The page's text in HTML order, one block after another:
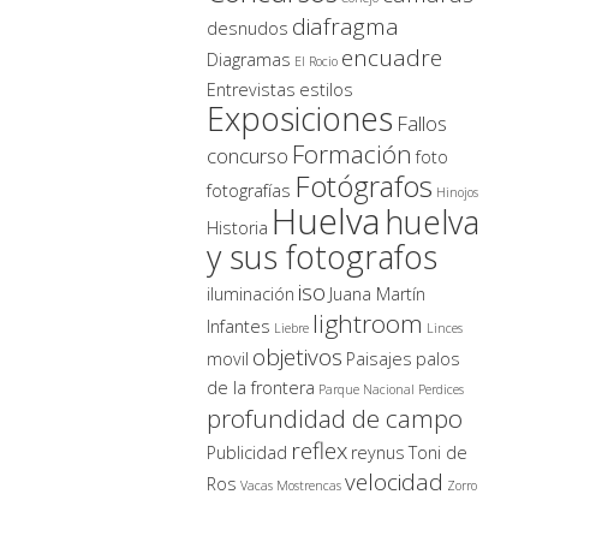
desnudos diafragma
Diagramas El Rocio encuadre
Entrevistas estilos
Exposiciones Fallos
concurso Formación foto
fotografías Fotógrafos Hinojos
Historia Huelvahuelva
y sus fotografos
iluminación iso Juana Martín
Infantes Liebre lightroom Linces
movil objetivos Paisajes palos
de la frontera Parque Nacional Perdices
profundidad de campo
Publicidad reflex reynus Toni de
Ros Vacas Mostrencas velocidad Zorro